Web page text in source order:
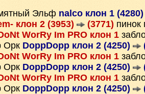
Эльф nalco клон 1
клон 2 (3953) (3771) пинок
WorRy Im PRO клон 1
Орк DoppDopp клон 2 (4250)
WorRy Im PRO клон 1
Орк DoppDopp клон 2 (4250)
WorRy Im PRO клон 1
Орк DoppDopp клон 2 (4250)